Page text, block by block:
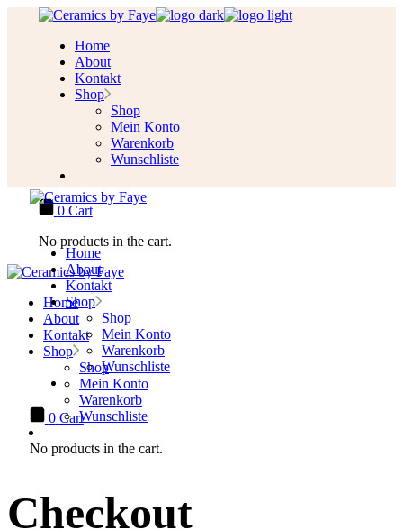
Home
About
Kontakt
Shop
Shop
Mein Konto
Warenkorb
Wunschliste
0 Cart
No products in the cart.
Home
About
Kontakt
Shop
Shop
Mein Konto
Warenkorb
Wunschliste
Home
About
Kontakt
Shop
Shop
Mein Konto
Warenkorb
Wunschliste
0 Cart
No products in the cart.
Checkout